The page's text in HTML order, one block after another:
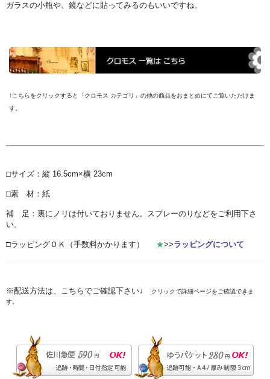
ガラスの小瓶や、鏡などに貼ってみるのもいいですね。
↑こちらをクリックすると「クロモス カテゴリ」の他の商品をおまとめにてご覧いただけま
す。
□サイズ：縦 16.5cm×横 23cm
□素 材：紙
補 足：裏にノリは付いておりません。スプレーのりなどをご利用下さ
い。
□ラッピングＯＫ（手数料かかります） ★>>ラッピングについて
※配送方法は、こちらでご確認下さい↓
クリックで詳細ページをご確認できま
す。